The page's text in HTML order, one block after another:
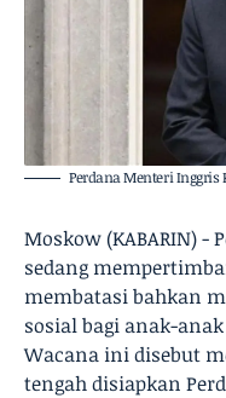
Perdana Menteri Inggris
Moskow (KABARIN)
sedang
membatasi bahkan
sosial bagi anak-
Wacana ini disebut
tengah disiapkan